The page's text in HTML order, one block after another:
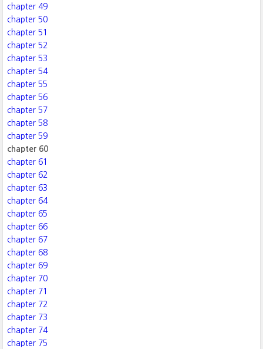
chapter 49
chapter 50
chapter 51
chapter 52
chapter 53
chapter 54
chapter 55
chapter 56
chapter 57
chapter 58
chapter 59
chapter 60
chapter 61
chapter 62
chapter 63
chapter 64
chapter 65
chapter 66
chapter 67
chapter 68
chapter 69
chapter 70
chapter 71
chapter 72
chapter 73
chapter 74
chapter 75